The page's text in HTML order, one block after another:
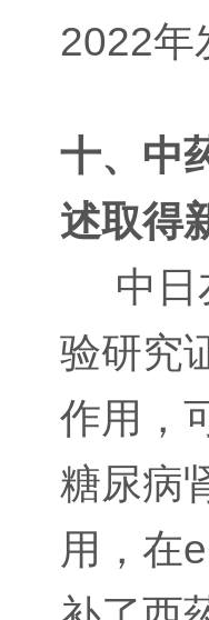
2022年
十、中
述取得
中日
验研究
作用，
糖尿病
用，在